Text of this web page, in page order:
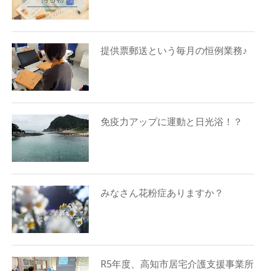
提供票郵送という毎月の恒例業務♪
免疫力アップに運動と日光浴！？
みなさん花粉症ありますか？
R5年度、高知市居宅介護支援事業所